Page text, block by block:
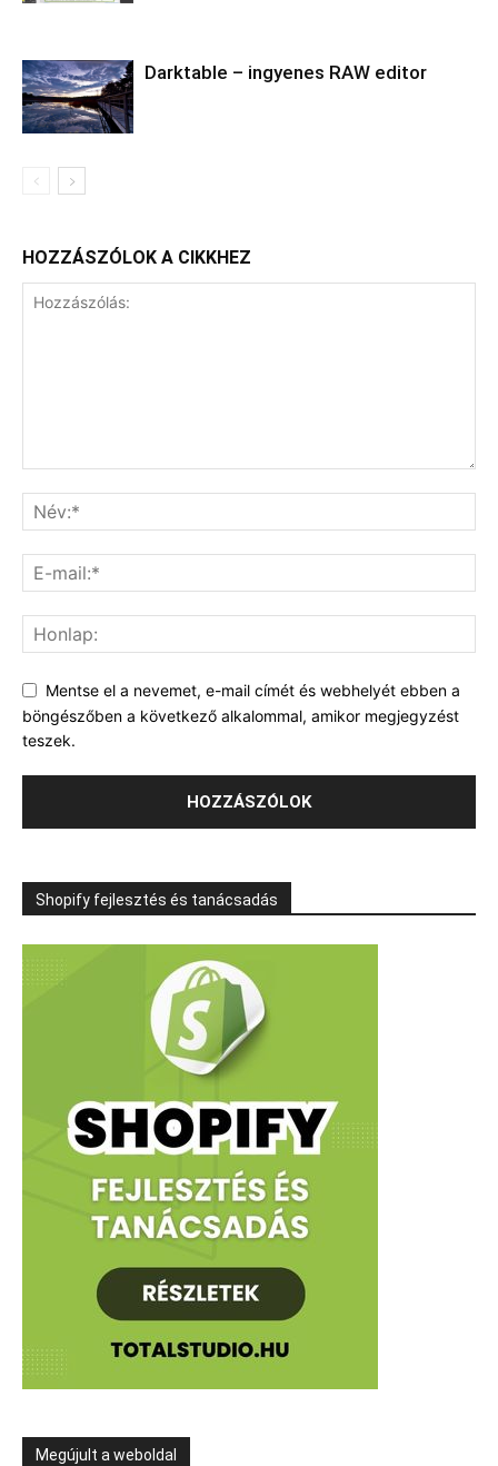
Darktable – ingyenes RAW editor
HOZZÁSZÓLOK A CIKKHEZ
Mentse el a nevemet, e-mail címét és webhelyét ebben a
böngészőben a következő alkalommal, amikor megjegyzést
teszek.
Shopify fejlesztés és tanácsadás
Megújult a weboldal